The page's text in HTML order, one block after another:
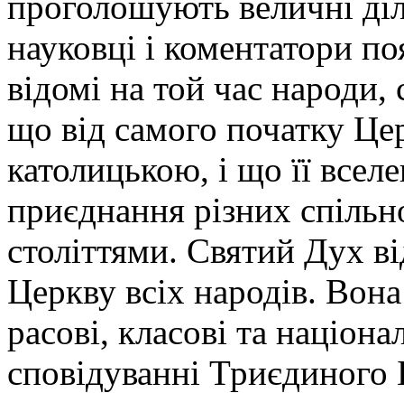
науковці і коментатори
відомі на той час
що від самого початку
католицькою, і що її
приєднання різних
століттями. Святий Дух
Церкву всіх народів.
расові, класові та
сповідуванні Триєдиного